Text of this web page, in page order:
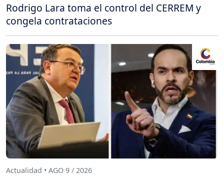
Rodrigo Lara toma el control del CERREM y
congela contrataciones
Actualidad • AGO 9 / 2026